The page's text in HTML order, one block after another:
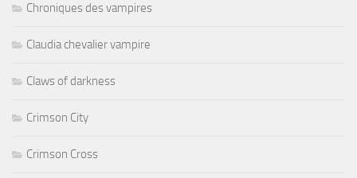
Chroniques des vampires
Claudia chevalier vampire
Claws of darkness
Crimson City
Crimson Cross